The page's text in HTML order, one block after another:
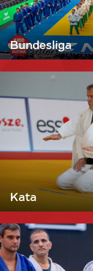
Bundesliga
Kata